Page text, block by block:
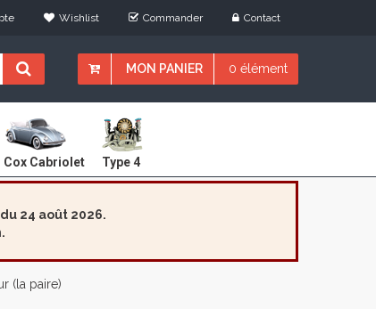
Wishlist Commander Contact
MON PANIER 0 élément
Cox Cabriolet Type 4
24 août 2026.
(la paire)